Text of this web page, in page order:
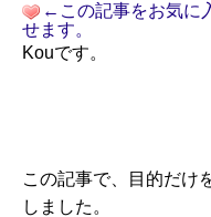
←この記事をお気に
せます。
Kouです。
この記事で、目的だけ
しました。